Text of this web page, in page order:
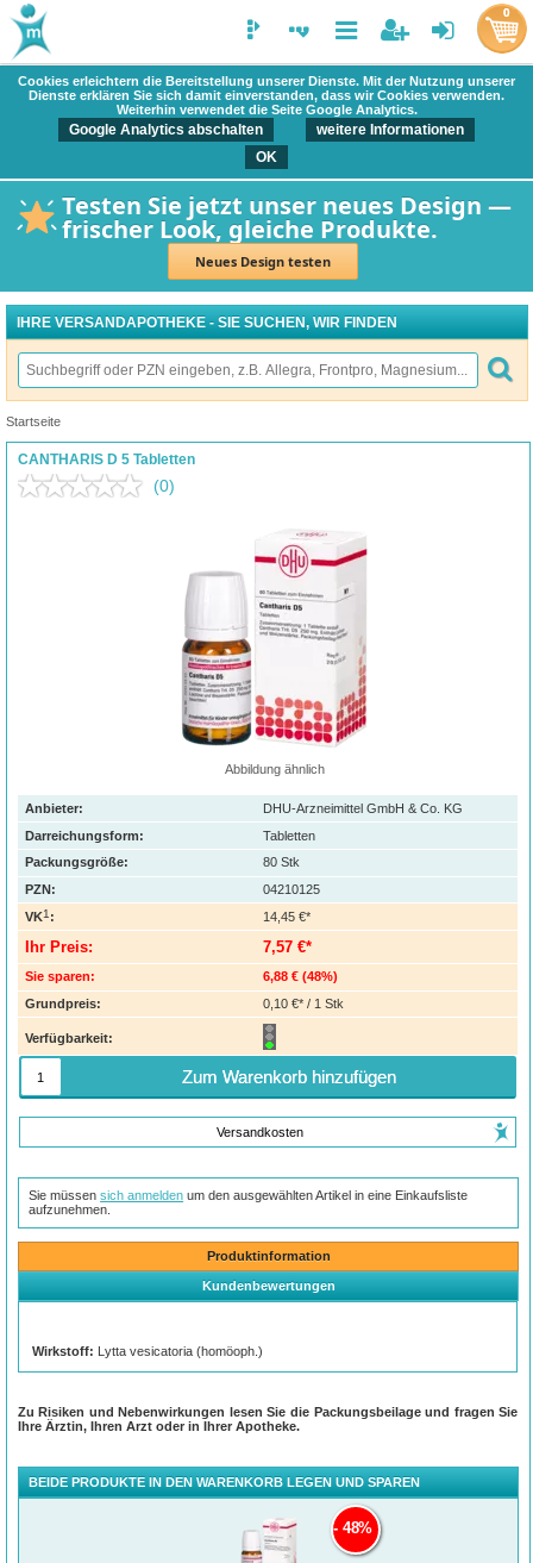
Cookies erleichtern die Bereitstellung unserer Dienste. Mit der Nutzung unserer
Dienste erklären Sie sich damit einverstanden, dass wir Cookies verwenden.
Weiterhin verwendet die Seite Google Analytics.
Google Analytics abschalten
weitere Informationen
OK
Testen Sie jetzt unser neues Design —
frischer Look, gleiche Produkte.
Neues Design testen
0
IHRE VERSANDAPOTHEKE - SIE SUCHEN, WIR FINDEN
Startseite
CANTHARIS D 5 Tabletten
(0)
Abbildung ähnlich
Anbieter:
DHU-Arzneimittel GmbH & Co. KG
Darreichungsform:
Tabletten
Packungsgröße:
80 Stk
PZN:
04210125
VK1: 14,45 €*
Ihr Preis: 7,57 €*
Sie sparen: 6,88 € (48%)
Grundpreis:
0,10 €* / 1 Stk
Verfügbarkeit:
Zum Warenkorb hinzufügen
Versandkosten
Sie müssensich anmelden um den ausgewählten Artikel in eine Einkaufsliste
aufzunehmen.
Produktinformation
Kundenbewertungen
Wirkstoff: Lytta vesicatoria (homöoph.)
Zu Risiken und Nebenwirkungen lesen Sie die Packungsbeilage und fragen Sie
Ihre Ärztin, Ihren Arzt oder in Ihrer Apotheke.
BEIDE PRODUKTE IN DEN WARENKORB LEGEN UND SPAREN
48%